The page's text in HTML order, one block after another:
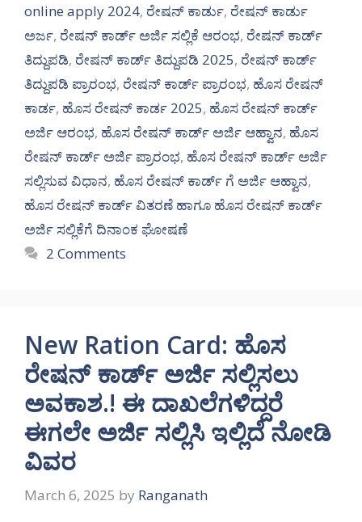
online apply 2024, ರೇಷನ್ ಕಾರ್ಡು, ರೇಷನ್ ಕಾರ್ಡು
ಅರ್ಜ, ರೇಷನ್ ಕಾರ್ಡ್ ಅರ್ಜಿ ಸಲ್ಲಿಕೆ ಆರಂಭ, ರೇಷನ್ ಕಾರ್ಡ್
ತಿದ್ದುಪಡಿ, ರೇಷನ್ ಕಾರ್ಡ್ ತಿದ್ದುಪಡಿ 2025, ರೇಷನ್ ಕಾರ್ಡ್
ತಿದ್ದುಪಡಿ ಪ್ರಾರಂಭ, ರೇಷನ್ ಕಾರ್ಡ್ ಪ್ರಾರಂಭ, ಹೊಸ ರೇಷನ್
ಕಾರ್ಡ, ಹೊಸ ರೇಷನ್ ಕಾರ್ಡ 2025, ಹೊಸ ರೇಷನ್ ಕಾರ್ಡ್
ಅರ್ಜಿ ಆರಂಭ, ಹೊಸ ರೇಷನ್ ಕಾರ್ಡ್ ಅರ್ಜಿ ಆಹ್ವಾನ, ಹೊಸ
ರೇಷನ್ ಕಾರ್ಡ್ ಅರ್ಜಿ ಪ್ರಾರಂಭ, ಹೊಸ ರೇಷನ್ ಕಾರ್ಡ್ ಅರ್ಜಿ
ಸಲ್ಲಿಸುವ ವಿಧಾನ, ಹೊಸ ರೇಷನ್ ಕಾರ್ಡ್ ಗೆ ಅರ್ಜಿ ಆಹ್ವಾನ,
ಹೊಸ ರೇಷನ್ ಕಾರ್ಡ್ ವಿತರಣೆ ಹಾಗೂ ಹೊಸ ರೇಷನ್ ಕಾರ್ಡ್
ಅರ್ಜಿ ಸಲ್ಲಿಕೆಗೆ ದಿನಾಂಕ ಘೋಷಣೆ
2 Comments
New Ration Card: ಹೊಸ
ರೇಷನ್ ಕಾರ್ಡ್ ಅರ್ಜಿ ಸಲ್ಲಿಸಲು
ಅವಕಾಶ.! ಈ ದಾಖಲೆಗಳಿದ್ದರೆ
ಈಗಲೇ ಅರ್ಜಿ ಸಲ್ಲಿಸಿ ಇಲ್ಲಿದೆ ನೋಡಿ
ವಿವರ
March 6, 2025 by Ranganath